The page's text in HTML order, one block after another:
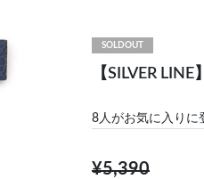
SOLDOUT
【SILVER
8人がお気に入りに
¥5,390